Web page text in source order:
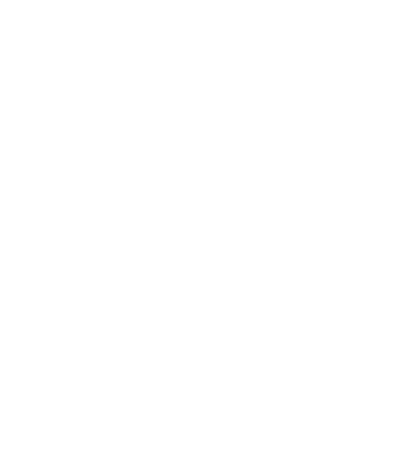
«Долями»
заказа
Сплит в
через Пэй